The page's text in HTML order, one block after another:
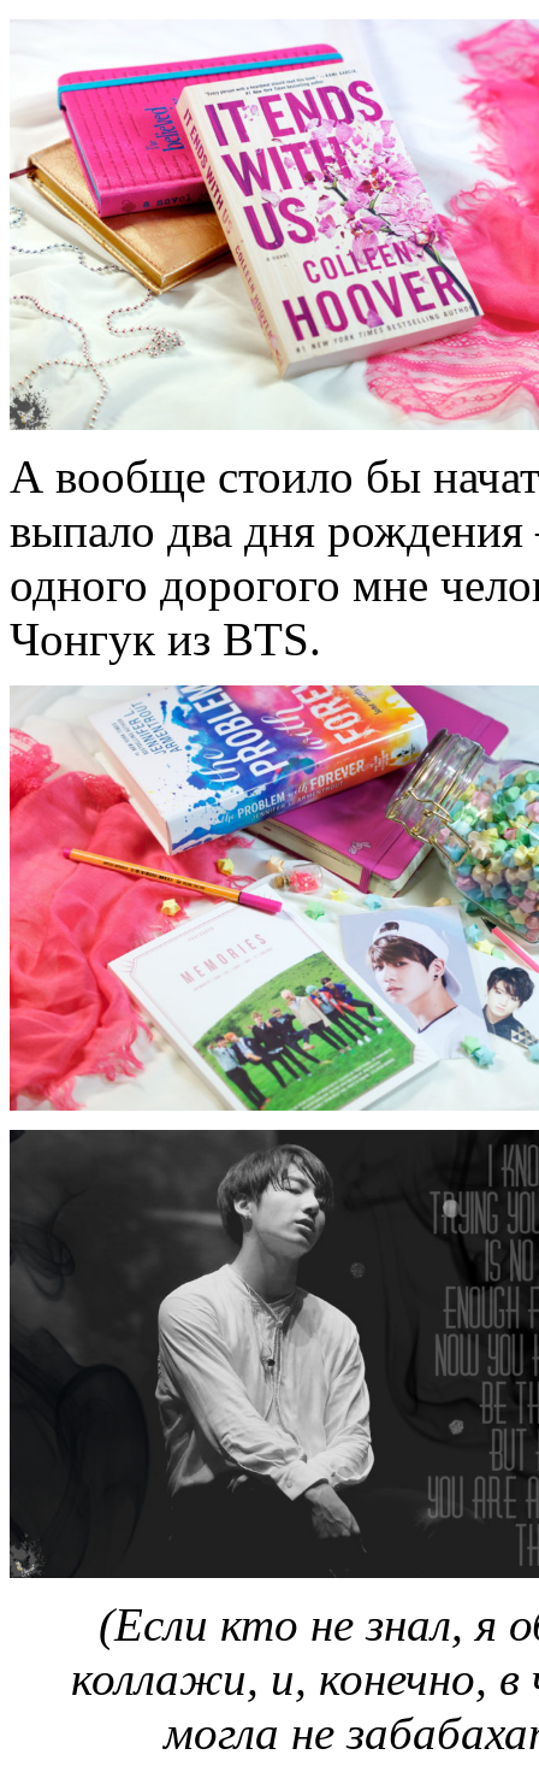
А вообще стоило бы
выпало два дня
одного дорогого мне
Чонгук из BTS.
(Если кто не знал, я
коллажи, и, конечно,
могла не